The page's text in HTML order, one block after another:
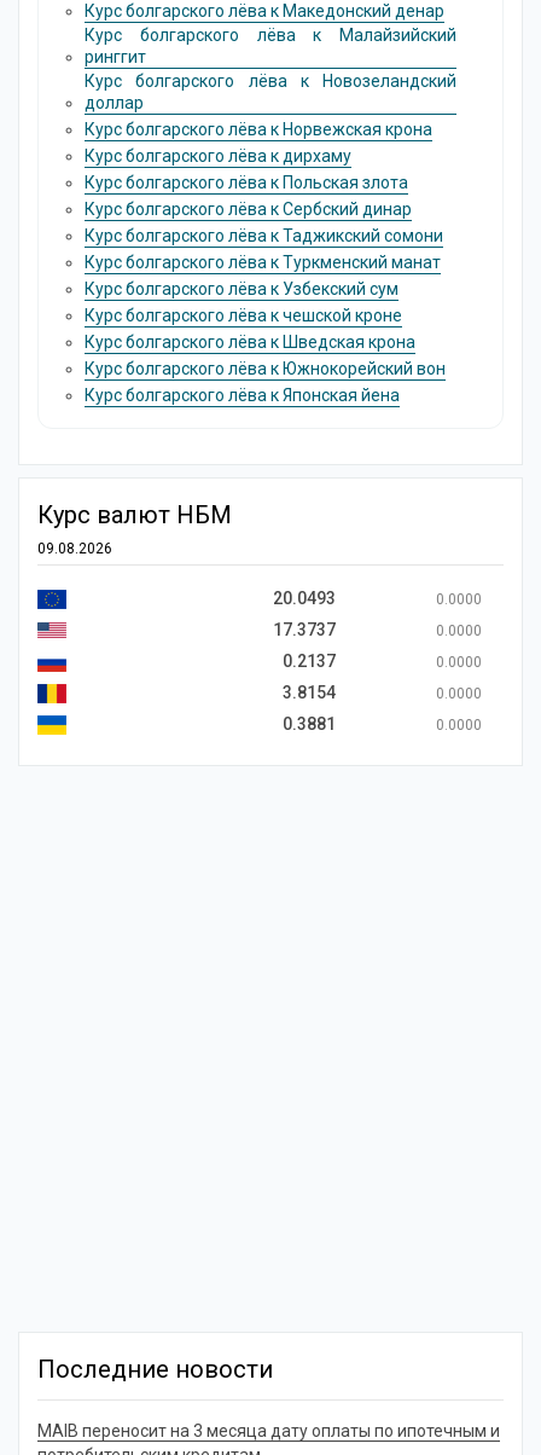
Курс болгарского лёва к Македонский денар
Курс болгарского лёва к Малайзийский
ринггит
Курс болгарского лёва к Новозеландский
доллар
Курс болгарского лёва к Норвежская крона
Курс болгарского лёва к дирхаму
Курс болгарского лёва к Польская злота
Курс болгарского лёва к Сербский динар
Курс болгарского лёва к Таджикский сомони
Курс болгарского лёва к Туркменский манат
Курс болгарского лёва к Узбекский сум
Курс болгарского лёва к чешской кроне
Курс болгарского лёва к Шведская крона
Курс болгарского лёва к Южнокорейский вон
Курс болгарского лёва к Японская йена
Курс валют НБМ
09.08.2026
20.0493 0.0000
17.3737 0.0000
0.2137 0.0000
3.8154 0.0000
0.3881 0.0000
Последние новости
MAIB переносит на 3 месяца дату оплаты по ипотечным и